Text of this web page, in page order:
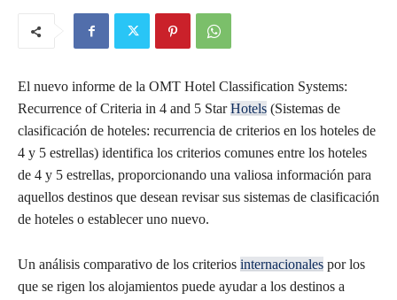
El nuevo informe de la OMT Hotel Classification Systems:
Recurrence of Criteria in 4 and 5 StarHotels (Sistemas de
clasificación de hoteles: recurrencia de criterios en los hoteles de
4 y 5 estrellas) identifica los criterios comunes entre los hoteles
de 4 y 5 estrellas, proporcionando una valiosa información para
aquellos destinos que desean revisar sus sistemas de clasificación
de hoteles o establecer uno nuevo.
Un análisis comparativo de los criterios internacionales por los
que se rigen los alojamientos puede ayudar a los destinos a